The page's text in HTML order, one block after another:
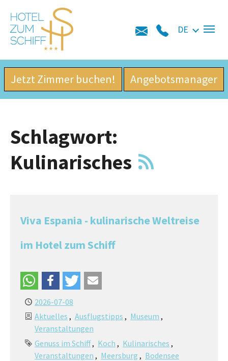
Skip to main navigation
Zum Hauptinhalt springen
Skip to page footer
DE
Jetzt Zimmer buchen! Angebotsmanager
Schlagwort:
Kulinarisches
Viva Espania - kulinarische Weltreise
im Hotel zum Schiff
2026-07-08
Aktuelles
Ausflugstipps
Museum
Veranstaltungen
Genuss im Schiff
Koch
Kulinarisches
Veranstaltungen
Meersburg
Bodensee